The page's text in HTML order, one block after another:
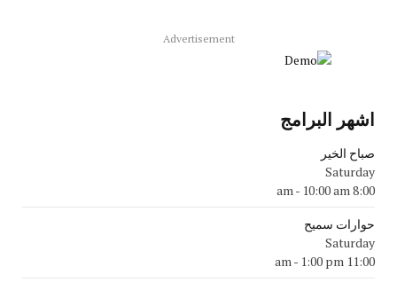
Advertisement
اشهر البرامج
صباح الخير
Saturday
8:00 am
- 10:00 am
حوارات سميح
Saturday
11:00 am
- 1:00 pm